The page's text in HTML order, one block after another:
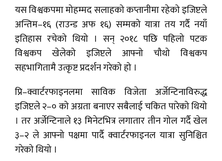
यस विश्वकपमा मोहम्मद सलाहको कप्तानीमा रहेको इजिप्टले
अन्तिम–१६ (राउन्ड अफ १६) सम्मको यात्रा तय गर्दै नयाँ
इतिहास रचेको थियो । सन् २०१८ पछि पहिलो पटक
विश्वकप खेलेको इजिप्टले आफ्नो चौथो विश्वकप
सहभागितामै उत्कृष्ट प्रदर्शन गरेको हो ।
प्रि–क्वार्टरफाइनलमा साविक विजेता अर्जेन्टिनाविरुद्ध
इजिप्टले २–० को अग्रता बनाएर सबैलाई चकित पारेको थियो
। तर अर्जेन्टिनाले १३ मिनेटभित्र लगातार तीन गोल गर्दै खेल
३–२ ले आफ्नो पक्षमा पार्दै क्वार्टरफाइनल यात्रा सुनिश्चित
गरेको थियो ।